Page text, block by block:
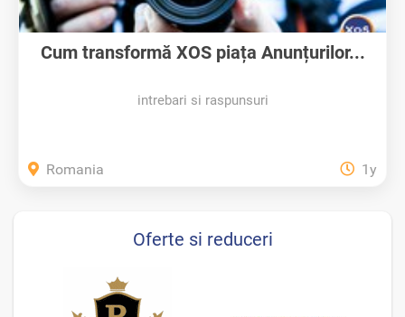
Cum transformă XOS piața Anunțurilor...
intrebari si raspunsuri
Romania 1y
Oferte si reduceri